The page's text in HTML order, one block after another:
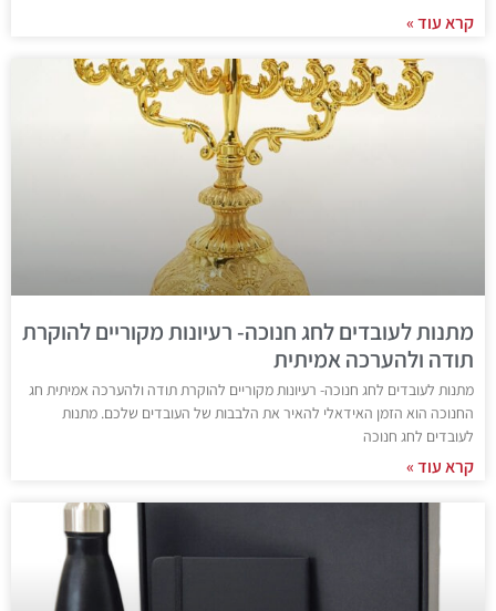
קרא עוד »
מתנות לעובדים לחג חנוכה- רעיונות מקוריים להוקרת
תודה ולהערכה אמיתית
מתנות לעובדים לחג חנוכה- רעיונות מקוריים להוקרת תודה ולהערכה אמיתית חג
החנוכה הוא הזמן האידאלי להאיר את הלבבות של העובדים שלכם. מתנות
לעובדים לחג חנוכה
קרא עוד »